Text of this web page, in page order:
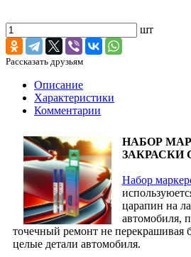
шт
Рассказать друзьям
Описание
Характеристики
Комментарии
НАБОР
ЗАКРАСКИ
Набор
царапин на
автомобиля,
точечный ремонт не перекрашивая
целые детали автомобиля.